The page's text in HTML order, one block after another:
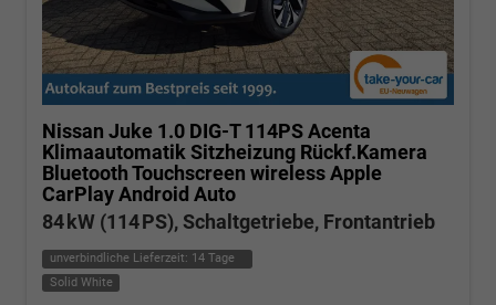
Nissan Juke 1.0 DIG-T 114PS Acenta
Klimaautomatik Sitzheizung Rückf.Kamera
Bluetooth Touchscreen wireless Apple
CarPlay Android Auto
84 kW (114 PS), Schaltgetriebe, Frontantrieb
unverbindliche Lieferzeit: 14 Tage
Solid White